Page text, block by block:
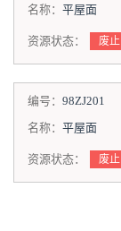
名称： 平屋面
资源状态： 废止
编号： 98ZJ201
名称： 平屋面
资源状态： 废止